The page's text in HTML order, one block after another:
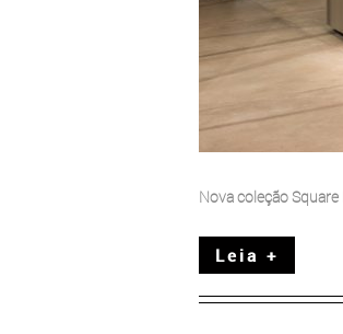
Nova coleção
Leia +